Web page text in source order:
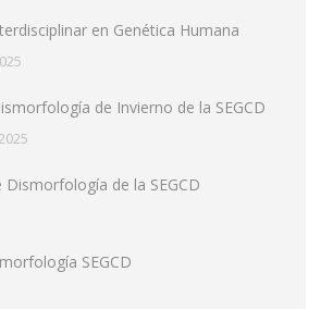
en Genética Humana
de Invierno de la SEGCD
Dismorfología de la SEGCD
SEGCD